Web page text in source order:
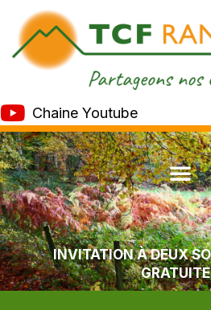
Chaine Youtube
INVITATION À DEUX